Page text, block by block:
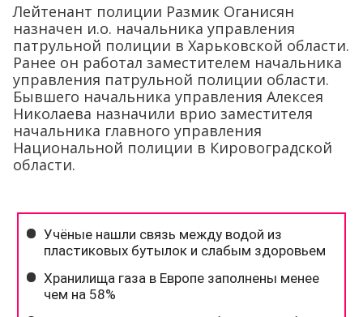
Лейтенант полиции Размик Оганисян
назначен и.о. начальника управления
патрульной полиции в Харьковской области.
Ранее он работал заместителем начальника
управления патрульной полиции области.
Бывшего начальника управления Алексея
Николаева назначили врио заместителя
начальника главного управления
Национальной полиции в Кировоградской
области.